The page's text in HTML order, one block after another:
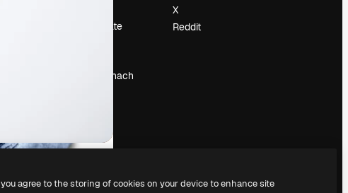
Deine Inhalte
Suchst du nach
X
Reddit
agree to the storing of cookies on your device to enhance site